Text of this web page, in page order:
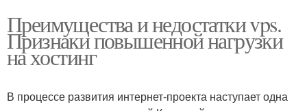
Преимущества и недостатки vps.
Признаки повышенной нагрузки
на хостинг
В процессе развития интернет-проекта наступает одна